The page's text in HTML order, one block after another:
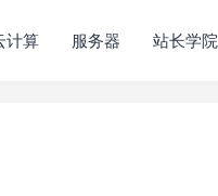
计算 服务器 站长学院